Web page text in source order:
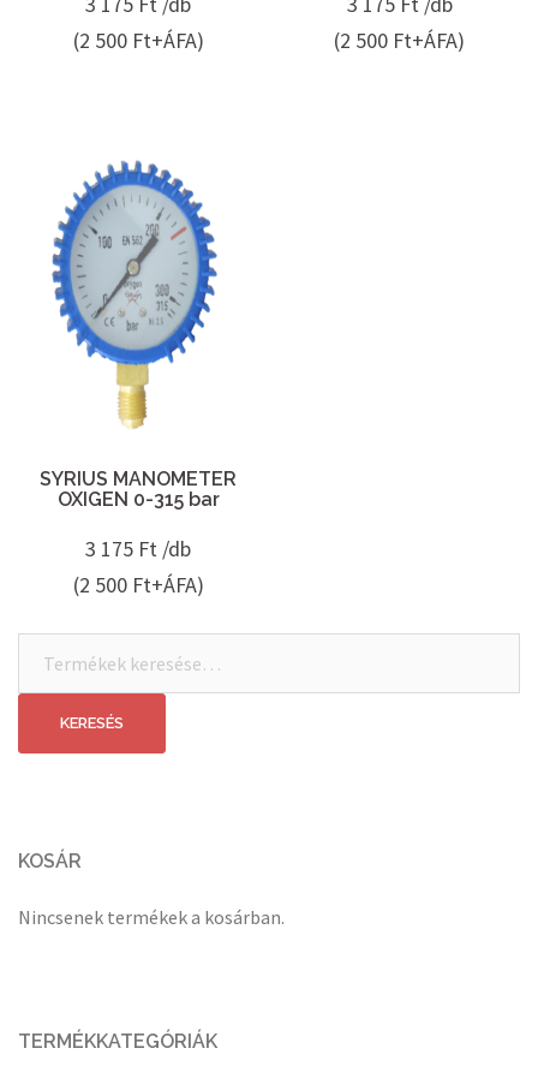
(2 500 Ft+ÁFA)
(2 500 Ft+ÁFA)
SYRIUS MANOMETER
OXIGEN 0-315 bar
3 175 Ft /db
(2 500 Ft+ÁFA)
következőre:
KERESÉS
KOSÁR
Nincsenek termékek a kosárban.
TERMÉKKATEGÓRIÁK